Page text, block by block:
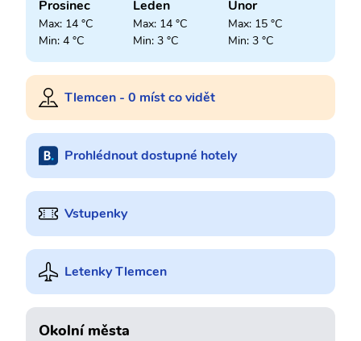
Prosinec
Max: 14 °C
Min: 4 °C
Leden
Max: 14 °C
Min: 3 °C
Únor
Max: 15 °C
Min: 3 °C
Tlemcen - 0 míst co vidět
Prohlédnout dostupné hotely
Vstupenky
Letenky Tlemcen
Okolní města